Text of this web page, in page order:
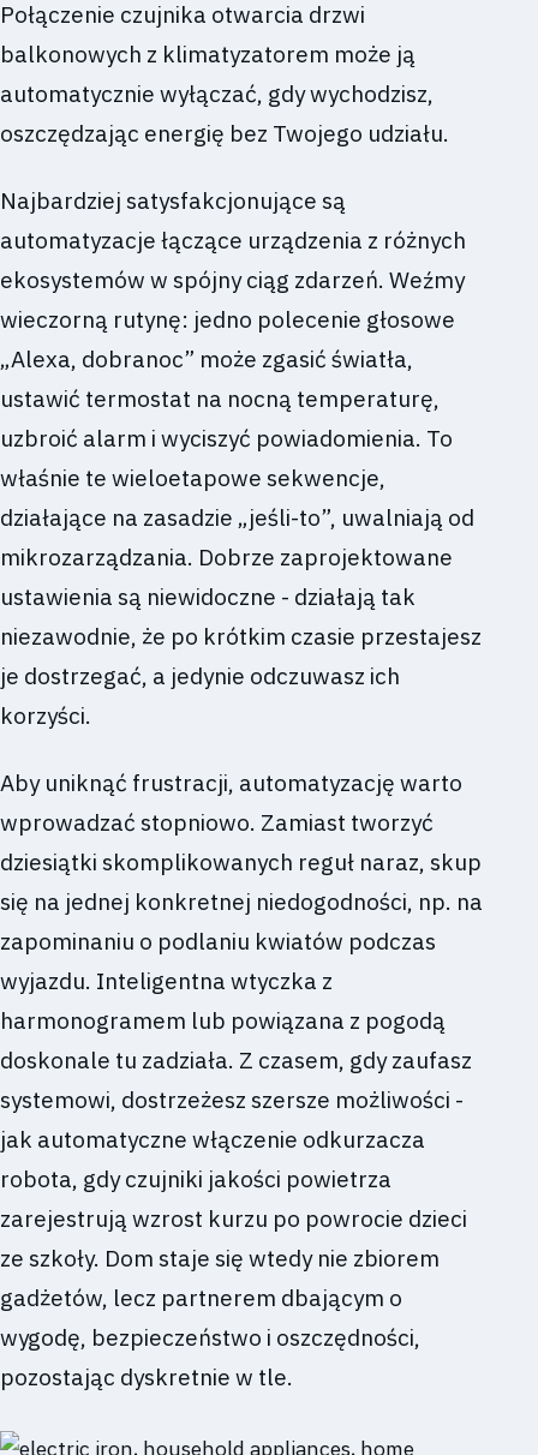
Połączenie czujnika otwarcia drzwi
balkonowych z klimatyzatorem może ją
automatycznie wyłączać, gdy wychodzisz,
oszczędzając energię bez Twojego udziału.
Najbardziej satysfakcjonujące są
automatyzacje łączące urządzenia z różnych
ekosystemów w spójny ciąg zdarzeń. Weźmy
wieczorną rutynę: jedno polecenie głosowe
„Alexa, dobranoc” może zgasić światła,
ustawić termostat na nocną temperaturę,
uzbroić alarm i wyciszyć powiadomienia. To
właśnie te wieloetapowe sekwencje,
działające na zasadzie „jeśli-to”, uwalniają od
mikrozarządzania. Dobrze zaprojektowane
ustawienia są niewidoczne - działają tak
niezawodnie, że po krótkim czasie przestajesz
je dostrzegać, a jedynie odczuwasz ich
korzyści.
Aby uniknąć frustracji, automatyzację warto
wprowadzać stopniowo. Zamiast tworzyć
dziesiątki skomplikowanych reguł naraz, skup
się na jednej konkretnej niedogodności, np. na
zapominaniu o podlaniu kwiatów podczas
wyjazdu. Inteligentna wtyczka z
harmonogramem lub powiązana z pogodą
doskonale tu zadziała. Z czasem, gdy zaufasz
systemowi, dostrzeżesz szersze możliwości -
jak automatyczne włączenie odkurzacza
robota, gdy czujniki jakości powietrza
zarejestrują wzrost kurzu po powrocie dzieci
ze szkoły. Dom staje się wtedy nie zbiorem
gadżetów, lecz partnerem dbającym o
wygodę, bezpieczeństwo i oszczędności,
pozostając dyskretnie w tle.